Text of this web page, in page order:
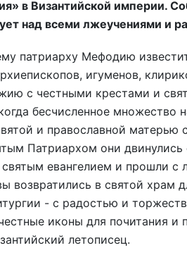
в Византийской империи.
над всеми лжеучениями и
патриарху Мефодию
игуменов,
с честными крестами и
бесчисленное множество
и православной матерью
Патриархом они двинулись
евангелием и прошли с
возвратились в святой храм
- с радостью и
иконы для почитания и
летописец.